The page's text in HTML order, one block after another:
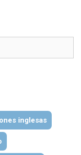
inglesas